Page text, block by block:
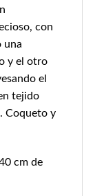
con
una
y el otro
el
tejido
Coqueto y
cm de